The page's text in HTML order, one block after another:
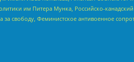
им Питера Мунка, Российско-
Феминистское антивоенное